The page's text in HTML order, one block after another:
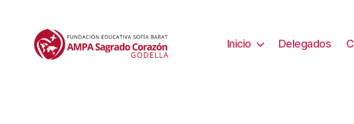
Inicio Delegados